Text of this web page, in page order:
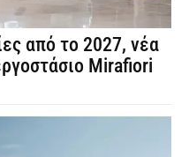
από το 2027, νέα
Mirafiori